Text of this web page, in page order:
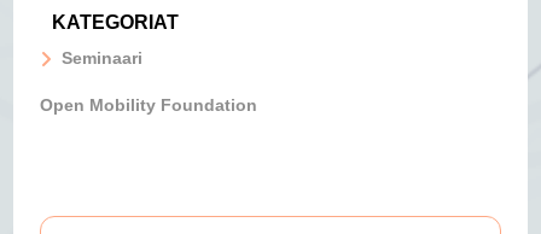
KATEGORIAT
Seminaari
Open Mobility Foundation